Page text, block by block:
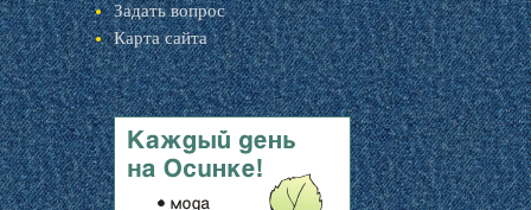
Задать вопрос
Карта сайта